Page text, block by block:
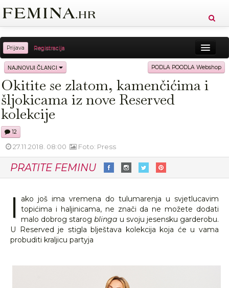
Prijava Registracija
Sreća Zdravlje Vitkost
Moda Ljubav Relax Putovanja Recepti
NAJNOVIJI ČLANCI PODLA POODLA Webshop
Okitite se zlatom, kamenčićima i
šljokicama iz nove Reserved
kolekcije
12
27.11.2018. 08:00 Foto: Press
PRATITE FEMINU
I ako još ima vremena do tulumarenja u svjetlucavim
topićima i haljinicama, ne znači da ne možete dodati
malo dobrog starogblinga u svoju jesensku garderobu.
U Reserved je stigla blještava kolekcija koja će u vama
probuditi kraljicu partyja